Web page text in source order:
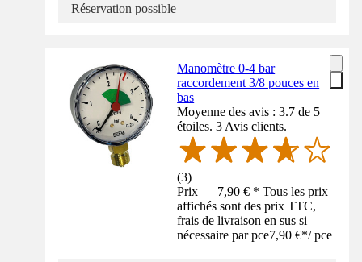
Réservation possible
Manomètre 0-4 bar
raccordement 3/8 pouces en
bas
Moyenne des avis : 3.7 de 5
étoiles. 3 Avis clients.
(3)
Prix — 7,90 € * Tous les prix
affichés sont des prix TTC,
frais de livraison en sus si
nécessaire par pce7,90 €*/ pce